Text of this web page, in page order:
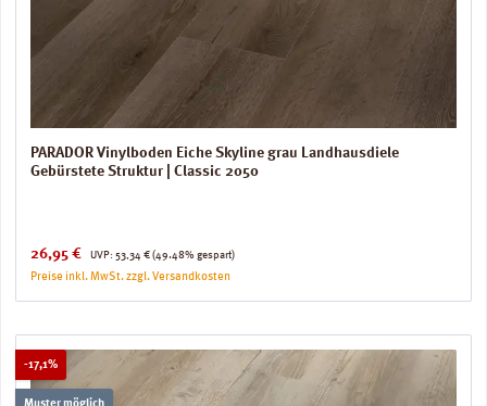
PARADOR Vinylboden Eiche Skyline grau Landhausdiele
Gebürstete Struktur | Classic 2050
Verkaufspreis:
26,95 € UVP:
Regulärer Preis:
53,34 € (49.48% gespart)
Preise inkl. MwSt. zzgl. Versandkosten
-17,1%Rabatt